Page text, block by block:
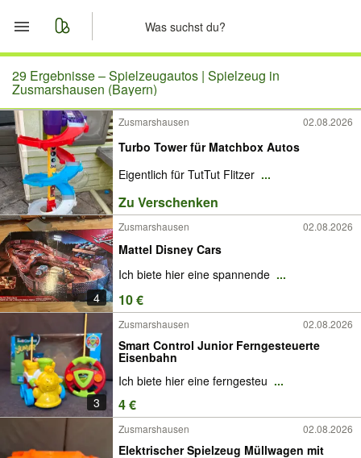
Start
Merkliste
Nachrichten
Anzeige aufgeben
29 Ergebnisse –Spielzeugautos | Spielzeug in
Zusmarshausen (Bayern)
Zusmarshausen 02.08.2026
Turbo Tower für Matchbox Autos
Eigentlich für TutTut Flitzer ...
Zu Verschenken
4
Zusmarshausen 02.08.2026
Mattel Disney Cars
Ich biete hier eine spannende ...
10 €
3
Zusmarshausen 02.08.2026
Smart Control Junior Ferngesteuerte
Eisenbahn
Ich biete hier eine ferngesteu ...
4 €
Zusmarshausen 02.08.2026
Elektrischer Spielzeug Müllwagen mit